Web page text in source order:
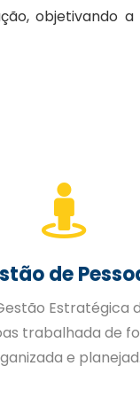
objetivando
de
Estratégica
trabalhada de
e